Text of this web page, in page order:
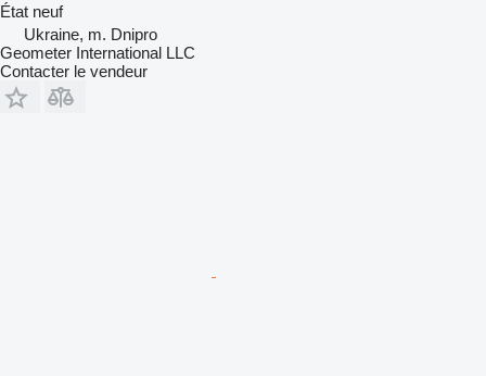
État neuf
Ukraine, m. Dnipro
Geometer International LLC
Contacter le vendeur